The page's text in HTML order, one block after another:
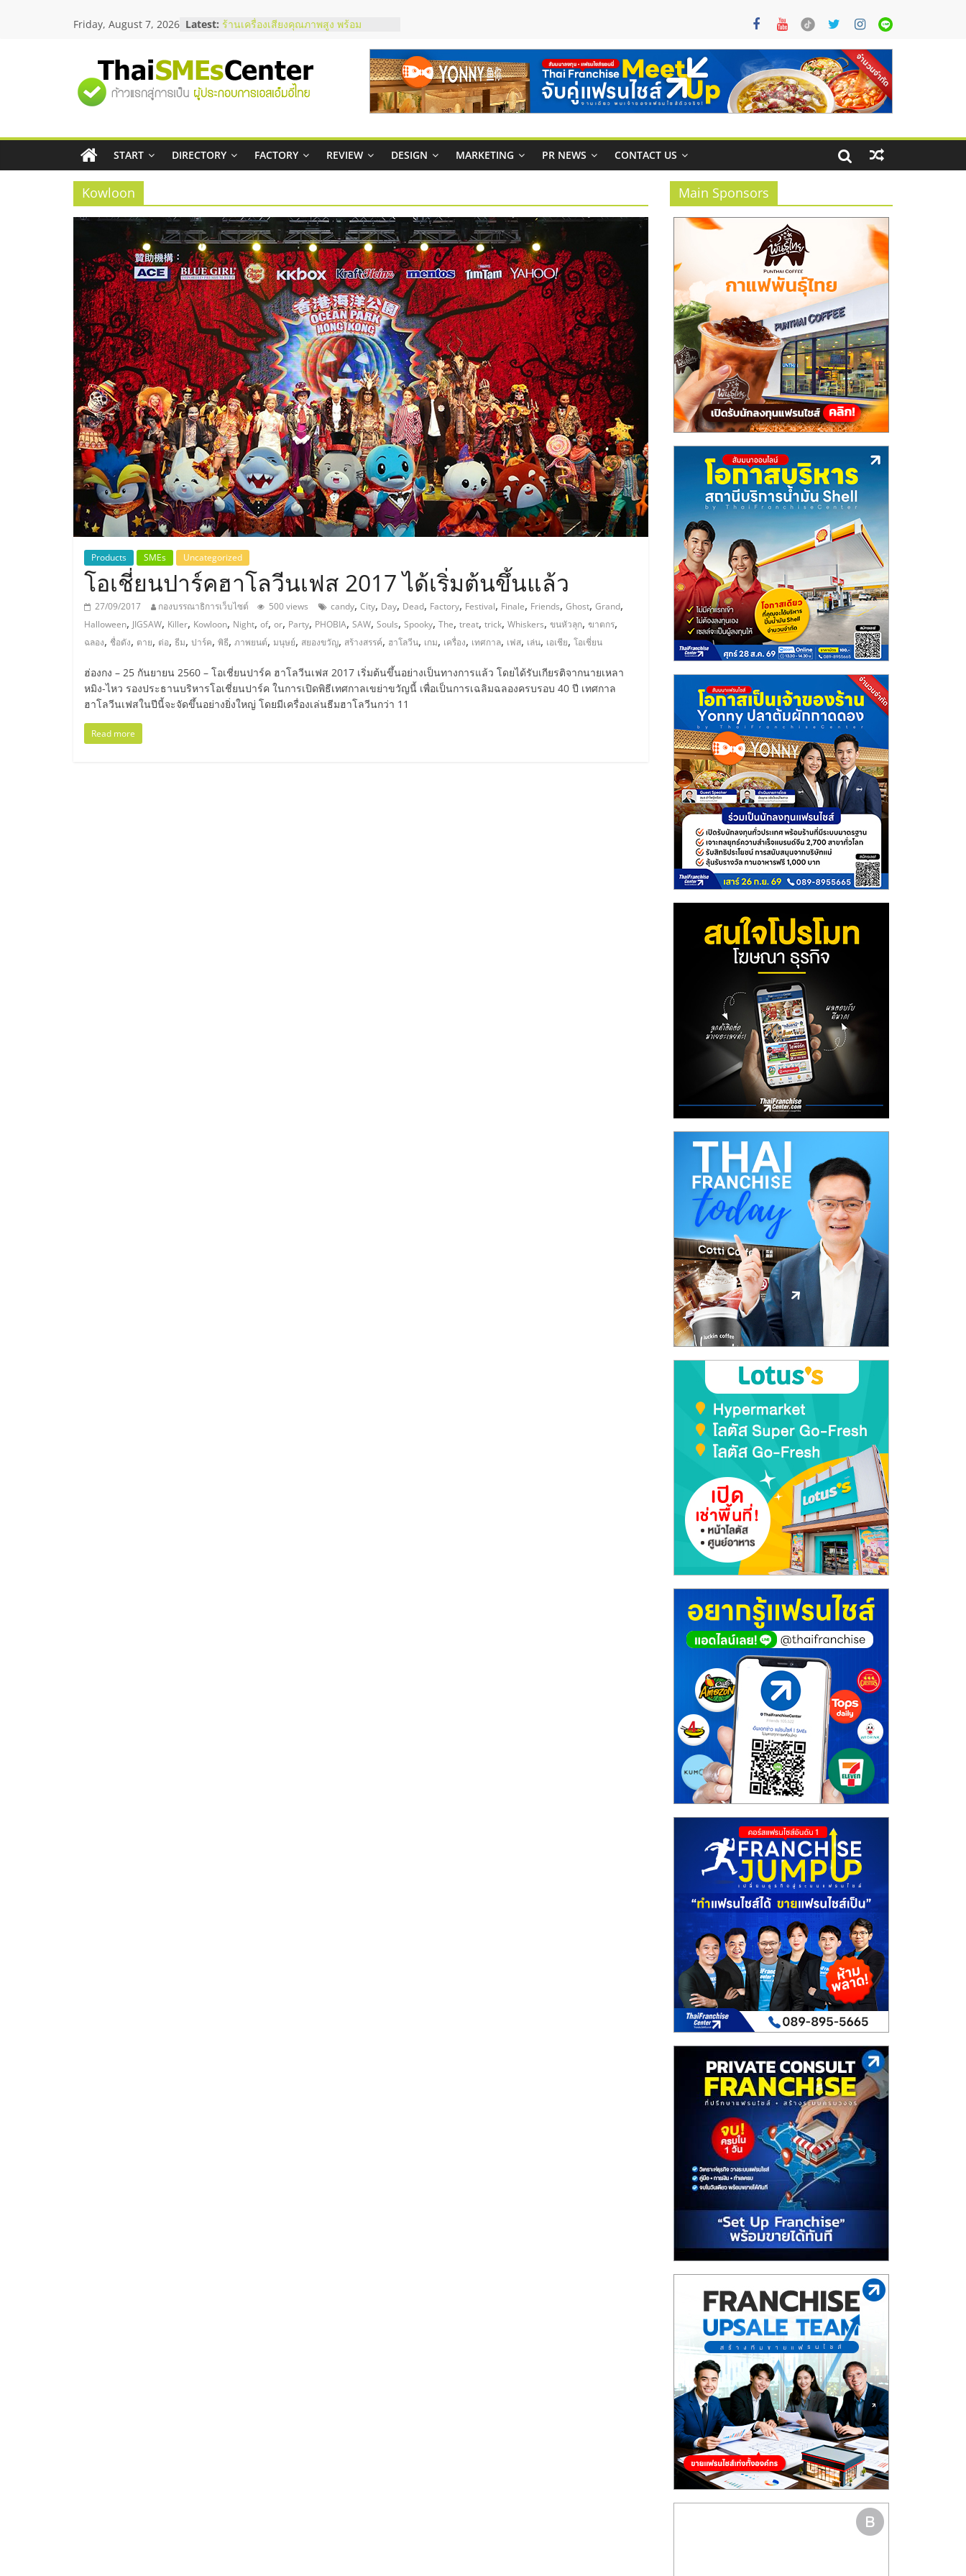
Friday, August 7, 2026 Latest: ThaiFranchise Meet Up จับคู่แฟรน
ร้านเครื่องเสียงคุณภาพสูง พร้อม
โซลูชันระบบภาพและเสียง
บริษัท Cybersecurity ในไทยที่ไหนดี?
วิธีเลือกผู้ให้บริการให้คุ้มค่าและตอบ
เริ่มยังไงให้ผ่านฉลุย
สัมมนาออนไลน์ โอกาสบริหารสถานี
บริการน้ำมัน Shell
"ศูนย์
รวม
ข้อมูล
ธุรกิจ
SME
แห่ง
ประเทศไทย,
ThaiSMEsCenter,
รวม
ธุรกิจ
เอ
ส
เอ็
มอี
ไทย,
SMEs,
แฟ
START DIRECTORY FACTORY REVIEW DESIGN MARKETING PR NEWS CONTACT US
Kowloon
Products SMEs Uncategorized
โอเชี่ยนปาร์คฮาโลวีนเฟส 2017 ได้เริ่มต้นขึ้นแล้ว
27/09/2017 กองบรรณาธิการเว็บไซต์ 500 views candy, City, Day, Dead, Factory, Festival, Finale, Friends, Ghost, Grand,
Halloween, JIGSAW, Killer, Kowloon, Night, of, or, Party, PHOBIA, SAW, Souls, Spooky, The, treat, trick, Whiskers, ขนหัวลุก, ฆาตกร,
ฉลอง, ชื่อดัง, ตาย, ต่อ, ธีม, ปาร์ค, พิธี, ภาพยนต์, มนุษย์, สยองขวัญ, สร้างสรรค์, ฮาโลวีน, เกม, เครื่อง, เทศกาล, เฟส, เล่น, เอเชีย, โอเชี่ยน
ฮ่องกง – 25 กันยายน 2560 – โอเชี่ยนปาร์ค ฮาโลวีนเฟส 2017 เริ่มต้นขึ้นอย่างเป็นทางการแล้ว โดยได้รับเกียรติจากนายเหลา
หมิง-ไหว รองประธานบริหารโอเชี่ยนปาร์ค ในการเปิดพิธีเทศกาลเขย่าขวัญนี้ เพื่อเป็นการเฉลิมฉลองครบรอบ 40 ปี เทศกาล
ฮาโลวีนเฟสในปีนี้จะจัดขึ้นอย่างยิ่งใหญ่ โดยมีเครื่องเล่นธีมฮาโลวีนกว่า 11
Read more
Main Sponsors